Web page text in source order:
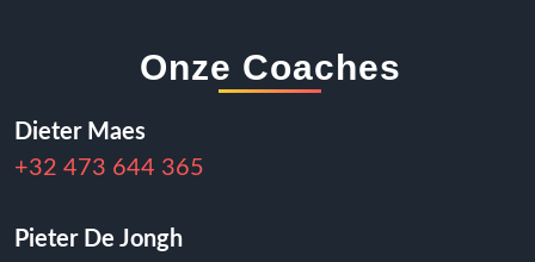
Onze Coaches
Dieter Maes
+32 473 644 365
Pieter De Jongh